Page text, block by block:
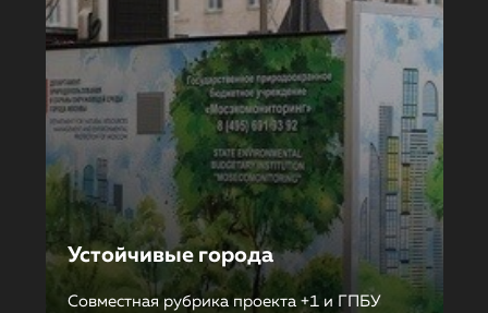
Устойчивые города
Совместная рубрика проекта +1 и ГПБУ